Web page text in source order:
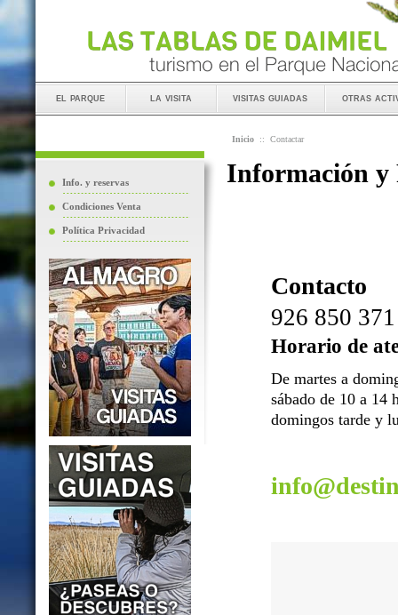
el parque la visita visitas guiadas otras
Info. y reservas
Condiciones Venta
Política Privacidad
Inicio :: Contactar
Información y
Contacto
926 850 371
Horario de
De martes a
sábado de 10 a 14
domingos tarde y